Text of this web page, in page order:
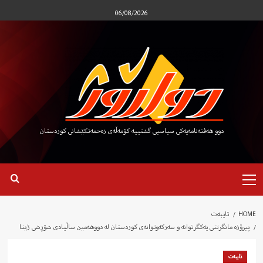
to
06/08/2026
دوو هەفتەنامەیەکی سیاسیی گشتییە کۆمەڵەی زەحمەتکێشانی کوردستان
Menu
HOME
تایبەت
پیرۆزە مانگرتنی یەکگرتوانە و سەرکەوتوانەی کوردستان له دووهەمین ساڵیادی شۆڕشی ژینا
تایبەت